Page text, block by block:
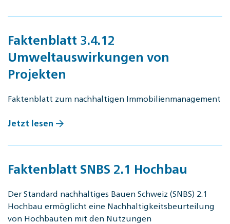
Faktenblatt 3.4.12
Umweltauswirkungen von
Projekten
Faktenblatt zum nachhaltigen Immobilienmanagement
Jetzt lesen
Faktenblatt SNBS 2.1 Hochbau
Der Standard nachhaltiges Bauen Schweiz (SNBS) 2.1
Hochbau ermöglicht eine Nachhaltigkeitsbeurteilung
von Hochbauten mit den Nutzungen